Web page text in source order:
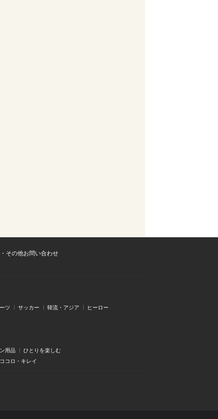
その他お問い合わせ
ツ サッカー 韓流・アジア ヒーロー
用品
ひとりを楽しむ
コロ・キレイ